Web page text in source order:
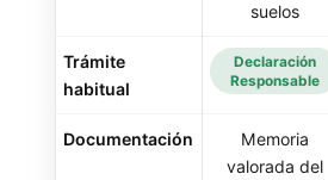
suelos
Trámite
habitual
Declaración
Responsable
Documentación
Memoria
valorada del